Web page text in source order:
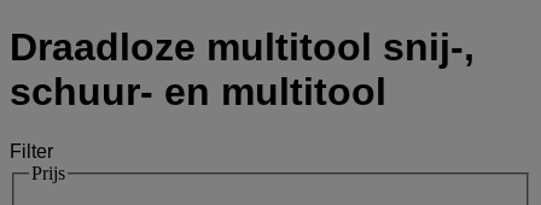
Draadloze multitool snij-,
schuur- en multitool
Filter
Prijs